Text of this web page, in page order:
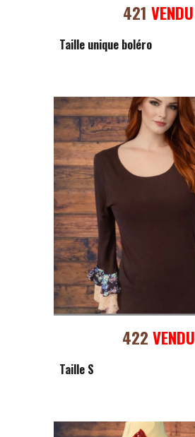
421 VENDU
Taille unique boléro
422 VENDU
Taille S